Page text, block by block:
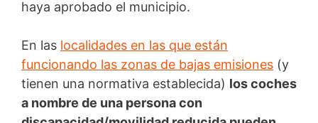
haya aprobado el municipio.
En las localidades en las que están
funcionando las zonas de bajas emisiones (y
tienen una normativa establecida) los coches
a nombre de una persona con